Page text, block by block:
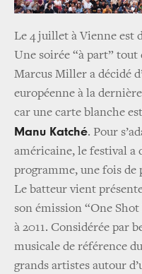
Le 4 juillet à Vienne est
Une soirée “à part” tout
Marcus Miller a décidé
européenne à la
car une carte blanche
Manu Katché. Pour
américaine, le festival a
programme, une fois de
Le batteur vient
son émission “One
à 2011. Considérée par
musicale de référence
grands artistes autour